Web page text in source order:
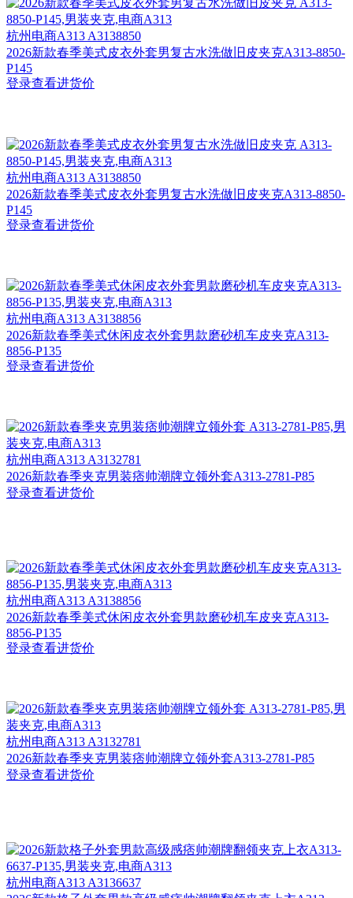
杭州 电商A313 A3138850
2026新款春季美式皮衣外套男复古水洗做旧皮夹克A313-8850-
P145
登录查看进货价
杭州 电商A313 A3138850
2026新款春季美式皮衣外套男复古水洗做旧皮夹克A313-8850-
P145
登录查看进货价
杭州 电商A313 A3138856
2026新款春季美式休闲皮衣外套男款磨砂机车皮夹克A313-
8856-P135
登录查看进货价
杭州 电商A313 A3132781
2026新款春季夹克男装痞帅潮牌立领外套A313-2781-P85
登录查看进货价
杭州 电商A313 A3138856
2026新款春季美式休闲皮衣外套男款磨砂机车皮夹克A313-
8856-P135
登录查看进货价
杭州 电商A313 A3132781
2026新款春季夹克男装痞帅潮牌立领外套A313-2781-P85
登录查看进货价
杭州 电商A313 A3136637